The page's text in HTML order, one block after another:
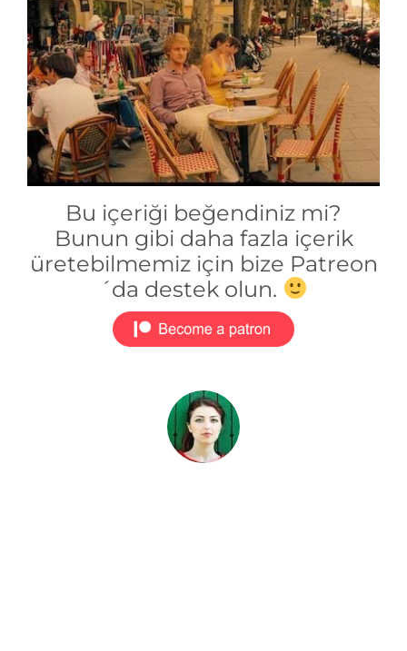
Bu içeriği beğendiniz mi?
Bunun gibi daha fazla içerik
üretebilmemiz için bize Patreon
´da destek olun.